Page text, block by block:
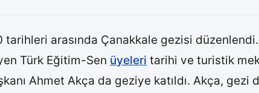
arasında Çanakkale gezisi
Türk Eğitim-Sen üyeleri tarihi ve turistik
Ahmet Akça da geziye katıldı. Akça, gezi